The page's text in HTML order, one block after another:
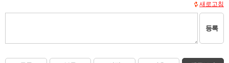
새로고침
등록